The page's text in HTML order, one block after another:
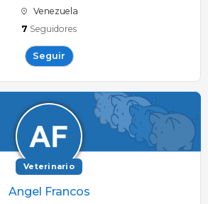
Venezuela
7 Seguidores
Seguir
Veterinario
Angel Francos